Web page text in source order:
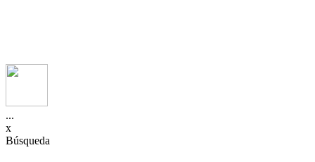
...
x
Búsqueda